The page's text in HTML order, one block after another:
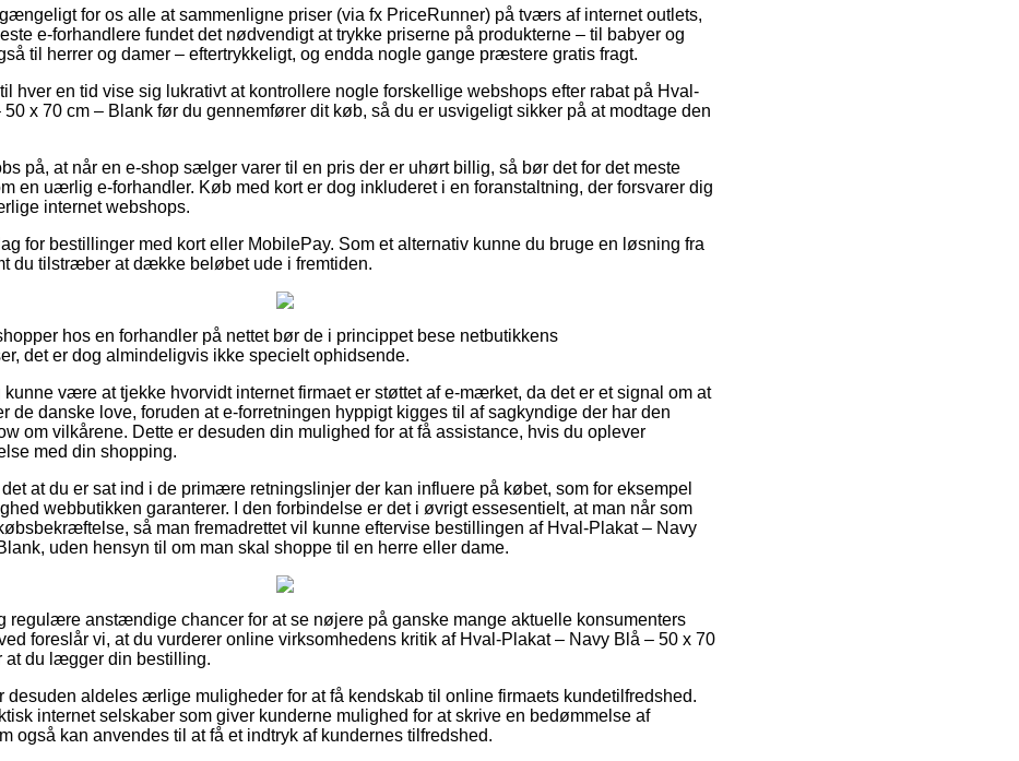
for os alle at sammenligne priser (via fx PriceRunner) på tværs af internet outlets,
e-forhandlere fundet det nødvendigt at trykke priserne på produkterne – til babyer og
til herrer og damer – eftertrykkeligt, og endda nogle gange præstere gratis fragt.
hver en tid vise sig lukrativt at kontrollere nogle forskellige webshops efter rabat på Hval-
x 70 cm – Blank før du gennemfører dit køb, så du er usvigeligt sikker på at modtage den
på, at når en e-shop sælger varer til en pris der er uhørt billig, så bør det for det meste
en uærlig e-forhandler. Køb med kort er dog inkluderet i en foranstaltning, der forsvarer dig
internet webshops.
for bestillinger med kort eller MobilePay. Som et alternativ kunne du bruge en løsning fra
du tilstræber at dække beløbet ude i fremtiden.
hos en forhandler på nettet bør de i princippet bese netbutikkens
det er dog almindeligvis ikke specielt ophidsende.
kunne være at tjekke hvorvidt internet firmaet er støttet af e-mærket, da det er et signal om at
de danske love, foruden at e-forretningen hyppigt kigges til af sagkyndige der har den
om vilkårene. Dette er desuden din mulighed for at få assistance, hvis du oplever
med din shopping.
at du er sat ind i de primære retningslinjer der kan influere på købet, som for eksempel
webbutikken garanterer. I den forbindelse er det i øvrigt essesentielt, at man når som
så man fremadrettet vil kunne eftervise bestillingen af Hval-Plakat – Navy
uden hensyn til om man skal shoppe til en herre eller dame.
regulære anstændige chancer for at se nøjere på ganske mange aktuelle konsumenters
foreslår vi, at du vurderer online virksomhedens kritik af Hval-Plakat – Navy Blå – 50 x 70
at du lægger din bestilling.
desuden aldeles ærlige muligheder for at få kendskab til online firmaets kundetilfredshed.
internet selskaber som giver kunderne mulighed for at skrive en bedømmelse af
også kan anvendes til at få et indtryk af kundernes tilfredshed.